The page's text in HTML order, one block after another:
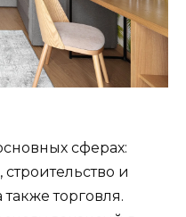
сферах:
и
торговля.